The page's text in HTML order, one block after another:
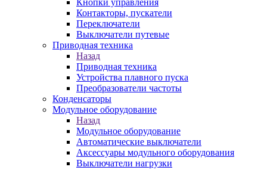
Кнопки управления
Контакторы, пускатели
Переключатели
Выключатели путевые
Приводная техника
Назад
Приводная техника
Устройства плавного пуска
Преобразователи частоты
Конденсаторы
Модульное оборудование
Назад
Модульное оборудование
Автоматические выключатели
Аксессуары модульного оборудования
Выключатели нагрузки